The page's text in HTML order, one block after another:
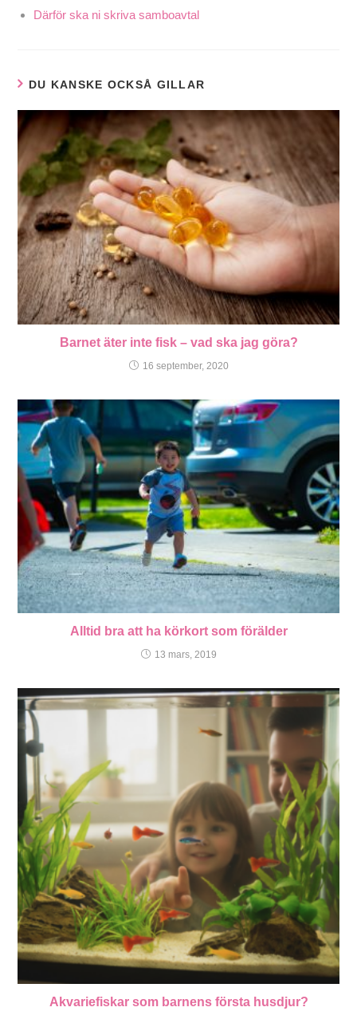
Därför ska ni skriva samboavtal
DU KANSKE OCKSÅ GILLAR
Barnet äter inte fisk – vad ska jag göra?
16 september, 2020
Alltid bra att ha körkort som förälder
13 mars, 2019
Akvariefiskar som barnens första husdjur?